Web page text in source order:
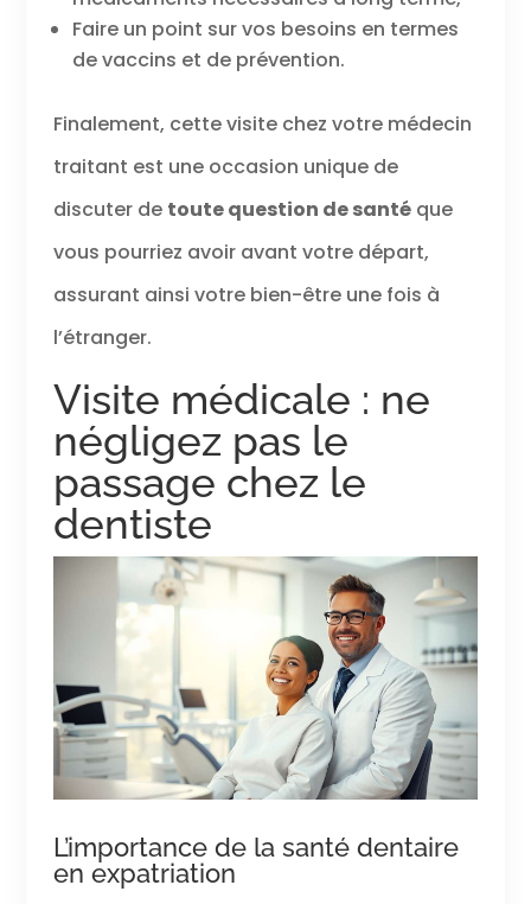
Faire un point sur vos besoins en termes
de vaccins et de prévention.
Finalement, cette visite chez votre médecin
traitant est une occasion unique de
discuter de toute question de santéque
vous pourriez avoir avant votre départ,
assurant ainsi votre bien-être une fois à
l’étranger.
Visite médicale : ne
négligez pas le
passage chez le
dentiste
L’importance de la santé dentaire
en expatriation